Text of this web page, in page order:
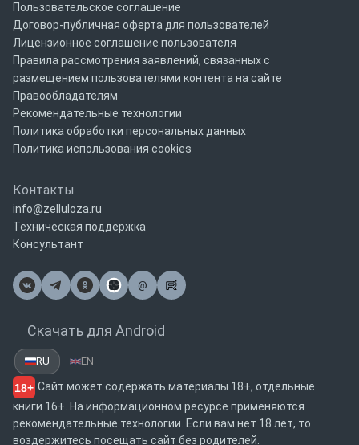
Пользовательское соглашение
Договор-публичная оферта для пользователей
Лицензионное соглашение пользователя
Правила рассмотрения заявлений, связанных с
размещением пользователями контента на сайте
Правообладателям
Рекомендательные технологии
Политика обработки персональных данных
Политика использования cookies
Контакты
info@zelluloza.ru
Техническая поддержка
Консультант
@
Почта
Скачать для Android
RU EN
18+ Сайт может содержать материалы 18+, отдельные
книги 16+. На информационном ресурсе применяются
рекомендательные технологии. Если вам нет 18 лет, то
воздержитесь посещать сайт без родителей.